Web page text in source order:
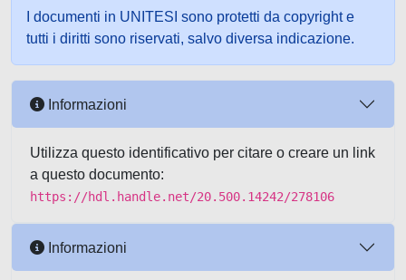
I documenti in UNITESI sono protetti da copyright e
tutti i diritti sono riservati, salvo diversa indicazione.
Informazioni
Utilizza questo identificativo per citare o creare un link
a questo documento:
https://hdl.handle.net/20.500.14242/278106
Informazioni